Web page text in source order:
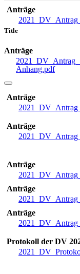
Anträge
Anträge
Anhang.pdf
Anträge
Anträge
Anträge
Anträge
Anträge
Protokoll der DV
Title